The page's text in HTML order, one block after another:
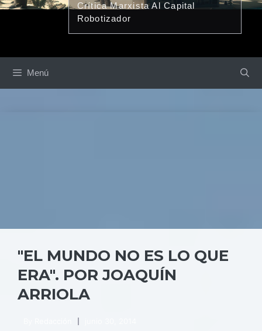
Crítica Marxista Al Capital
Robotizador
Menú
"EL MUNDO NO ES LO QUE
ERA". POR JOAQUÍN
ARRIOLA